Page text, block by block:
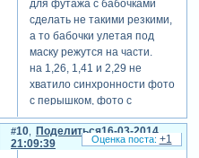
для футажа с бабочками
сделать не такими резкими,
а то бабочки улетая под
маску режутся на части.
на 1,26, 1,41 и 2,29 не
хватило синхронности фото
с перышком, фото с
дракончиком и фото со
скалой.
на 2,00 и 2,16 дракончикам
Поделиться
10
16-03-2014
21:09:39
+1